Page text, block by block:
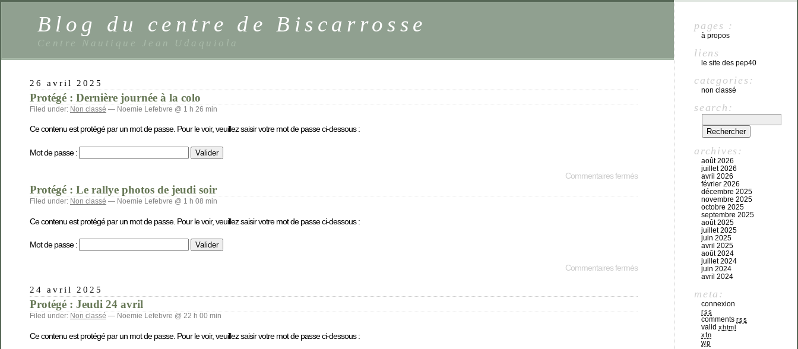
Blog du centre de Biscarrosse
Centre Nautique Jean Udaquiola
26 avril 2025
Protégé : Dernière journée à la colo
Filed under: Non classé — Noemie Lefebvre @ 1 h 26 min
Ce contenu est protégé par un mot de passe. Pour le voir, veuillez saisir votre mot de passe ci-dessous :
Mot de passe :
Commentaires fermés
Protégé : Le rallye photos de jeudi soir
Filed under: Non classé — Noemie Lefebvre @ 1 h 08 min
Ce contenu est protégé par un mot de passe. Pour le voir, veuillez saisir votre mot de passe ci-dessous :
Mot de passe :
Commentaires fermés
24 avril 2025
Protégé : Jeudi 24 avril
Filed under: Non classé — Noemie Lefebvre @ 22 h 00 min
Ce contenu est protégé par un mot de passe. Pour le voir, veuillez saisir votre mot de passe ci-dessous :
pages :
à propos
liens
le site des pep40
categories:
non classé
search:
archives:
août 2026
juillet 2026
avril 2026
février 2026
décembre 2025
novembre 2025
octobre 2025
septembre 2025
août 2025
juillet 2025
juin 2025
avril 2025
août 2024
juillet 2024
juin 2024
avril 2024
meta:
connexion
rss
comments rss
valid xhtml
xfn
wp